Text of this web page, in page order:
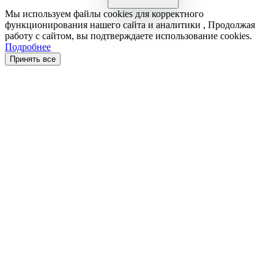
Мы используем файлы cookies для корректного
функционирования нашего сайта и аналитики , Продолжая
работу с сайтом, вы подтверждаете использование cookies.
Подробнее
Принять все